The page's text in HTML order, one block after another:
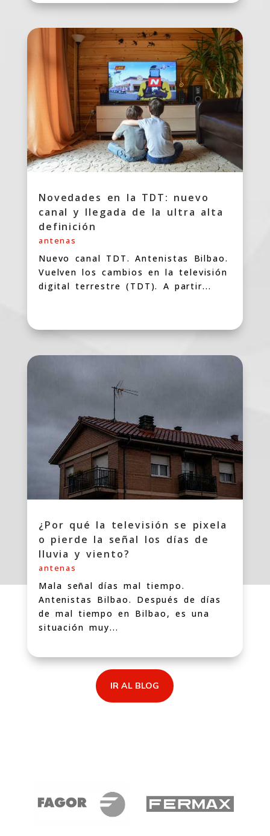
Novedades en la TDT: nuevo
canal y llegada de la ultra alta
definición
antenas
Nuevo canal TDT. Antenistas Bilbao.
Vuelven los cambios en la televisión
digital terrestre (TDT). A partir...
¿Por qué la televisión se pixela
o pierde la señal los días de
lluvia y viento?
antenas
Mala señal días mal tiempo.
Antenistas Bilbao. Después de días
de mal tiempo en Bilbao, es una
situación muy...
IR AL BLOG